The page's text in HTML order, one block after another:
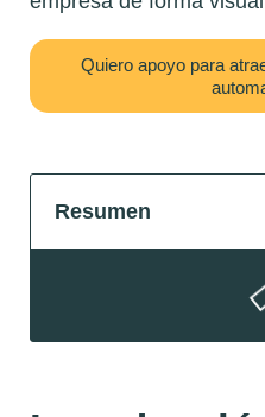
Quiero apoyo para
Resumen